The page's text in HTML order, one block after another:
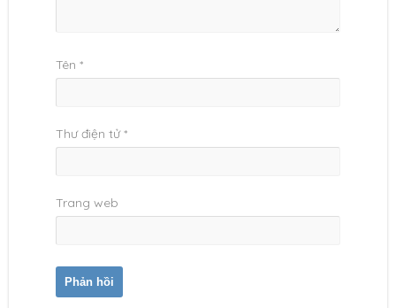
Tên *
Thư điện tử*
Trang web